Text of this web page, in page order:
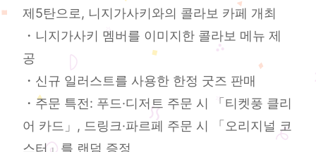
제5탄으로, 니지가사키와의 콜라보 카페 개최
・니지가사키 멤버를 이미지한 콜라보 메뉴 제
공
・신규 일러스트를 사용한 한정 굿즈 판매
・주문 특전: 푸드·디저트 주문 시 「티켓풍 클리
어 카드」, 드링크·파르페 주문 시 「오리지널 코
스터」를 랜덤 증정